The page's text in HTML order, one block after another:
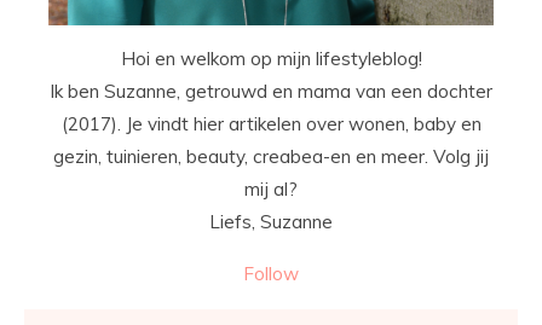
Hoi en welkom op mijn lifestyleblog!
Ik ben Suzanne, getrouwd en mama van een dochter
(2017). Je vindt hier artikelen over wonen, baby en
gezin, tuinieren, beauty, creabea-en en meer. Volg jij
mij al?
Liefs, Suzanne
Follow